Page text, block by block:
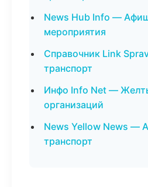
News Hub Info —
мероприятия
Справочник Link
транспорт
Инфо Info Net —
организаций
News Yellow News —
транспорт